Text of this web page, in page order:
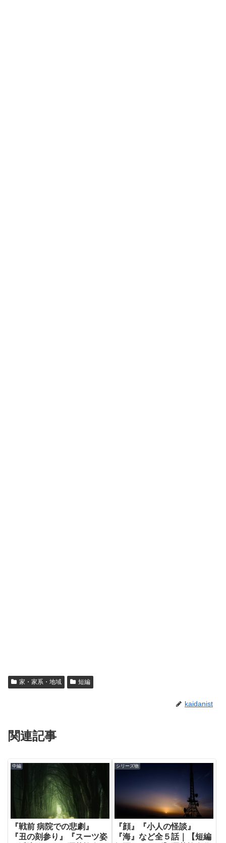
家・家系・地域 短編
kaidanist
関連記事
中編
『戦前 病院での悲劇』
『丑の刻参り』『スーツ姿
シリーズ物
『顔』『小人の怪談』
『海』など全５話｜【短編